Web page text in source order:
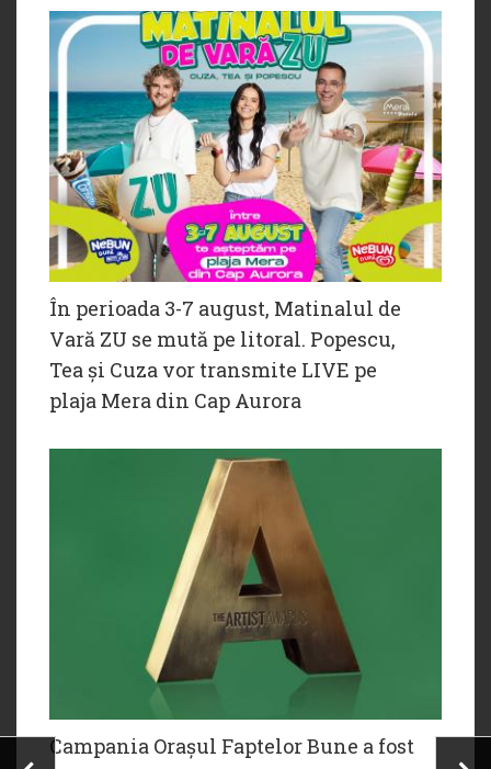
În perioada 3-7 august, Matinalul de
Vară ZU se mută pe litoral. Popescu,
Tea și Cuza vor transmite LIVE pe
plaja Mera din Cap Aurora
Campania Orașul Faptelor Bune a fost